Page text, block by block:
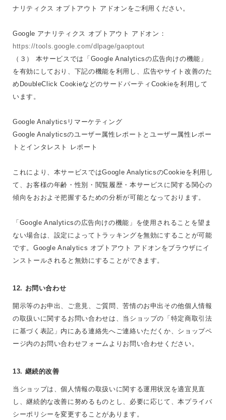
ナリティクス オプトアウト アドオンをご利用ください。
Google アナリティクス オプトアウト アドオン：
https://tools.google.com/dlpage/gaoptout
（３） 本サービスでは「Google Analyticsの広告向けの機能」
を有効にしており、下記の機能を利用し、広告やサイト改善のた
めDoubleClick CookieなどのサードパーティCookieを利用して
います。
Google Analyticsリマーケティング
Google Analyticsのユーザー属性レポートとユーザー属性レポー
トとインタレスト レポート
これにより、本サービスではGoogle AnalyticsのCookieを利用し
て、お客様の年齢・性別・閲覧履歴・本サービスに関する関心の
傾向をおおよそ把握するための分析が可能となっております。
「Google Analyticsの広告向けの機能」を使用されることを望ま
ない場合は、設定によってトラッキングを無効にすることが可能
です。Google Analytics オプトアウト アドオンをブラウザにイ
ンストールされると無効にすることができます。
12. お問い合わせ
開示等のお申出、ご意見、ご質問、苦情のお申出その他個人情報
の取扱いに関するお問い合わせは、当ショップの「特定商取引法
に基づく表記」内にある連絡先へご連絡いただくか、ショップペ
ージ内のお問い合わせフォームよりお問い合わせください。
13. 継続的改善
当ショップは、個人情報の取扱いに関する運用状況を適宜見直
し、継続的な改善に努めるものとし、必要に応じて、本プライバ
シーポリシーを変更することがあります。